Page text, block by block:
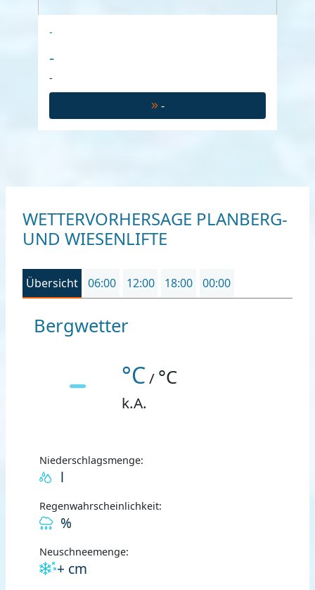
-
-
-
-
WETTERVORHERSAGE PLANBERG-
UND WIESENLIFTE
Übersicht 06:00 12:00 18:00 00:00
Bergwetter
°C / °C
k.A.
Niederschlagsmenge:
l
Regenwahrscheinlichkeit:
%
Neuschneemenge:
+ cm